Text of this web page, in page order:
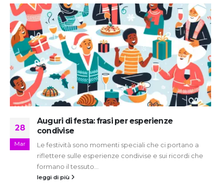
03
Gen
Frasi per augurare buona fortuna in un
momento speciale
Frasi per augurare buona fortuna in un momento
speciale Quando si avvicina un momento speciale
nella vita di una persona, come...
leggi di più